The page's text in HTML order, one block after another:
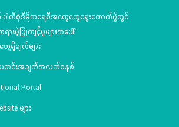
ပါတီစုံဒီမိုကရေစီအထွေထွေရွေးကောက်ပွဲတွင်
ားမဲ့ပြုကျင့်မှုများအပေါ်
ေ့ရှိချက်များ
သတင်းအချက်အလက်စနစ်
Portal
များ